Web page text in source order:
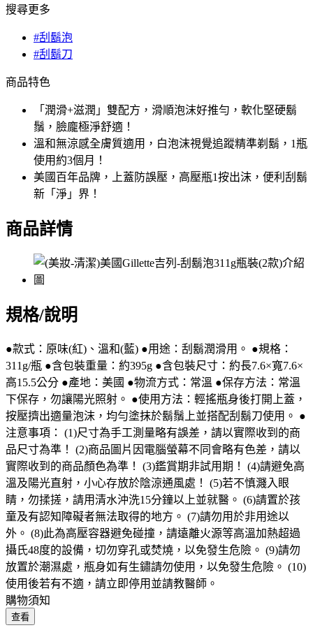
搜尋更多
#刮鬍泡
#刮鬍刀
商品特色
「潤滑+滋潤」雙配方，滑順泡沫好推勻，軟化堅硬鬍
鬚，臉龐極淨舒適！
溫和無涼感全膚質適用，白泡沫視覺追蹤精準剃鬍，1瓶
使用約3個月！
美國百年品牌，上蓋防誤壓，高壓瓶1按出沫，便利刮鬍
新「淨」界！
商品詳情
規格/說明
●款式：原味(紅)、溫和(藍) ●用途：刮鬍潤滑用。 ●規格：
311g/瓶 ●含包裝重量：約395g ●含包裝尺寸：約長7.6×寬7.6×
高15.5公分 ●產地：美國 ●物流方式：常溫 ●保存方法：常溫
下保存，勿讓陽光照射。 ●使用方法：輕搖瓶身後打開上蓋，
按壓擠出適量泡沫，均勻塗抹於鬍鬚上並搭配刮鬍刀使用。 ●
注意事項： (1)尺寸為手工測量略有誤差，請以實際收到的商
品尺寸為準！ (2)商品圖片因電腦螢幕不同會略有色差，請以
實際收到的商品顏色為準！ (3)鑑賞期非試用期！ (4)請避免高
溫及陽光直射，小心存放於陰涼通風處！ (5)若不慎濺入眼
睛，勿揉搓，請用清水沖洗15分鐘以上並就醫。 (6)請置於孩
童及有認知障礙者無法取得的地方。 (7)請勿用於非用途以
外。 (8)此為高壓容器避免碰撞，請遠離火源等高溫加熱超過
攝氏48度的設備，切勿穿孔或焚燒，以免發生危險。 (9)請勿
放置於潮濕處，瓶身如有生鏽請勿使用，以免發生危險。 (10)
使用後若有不適，請立即停用並請教醫師。
購物須知
查看